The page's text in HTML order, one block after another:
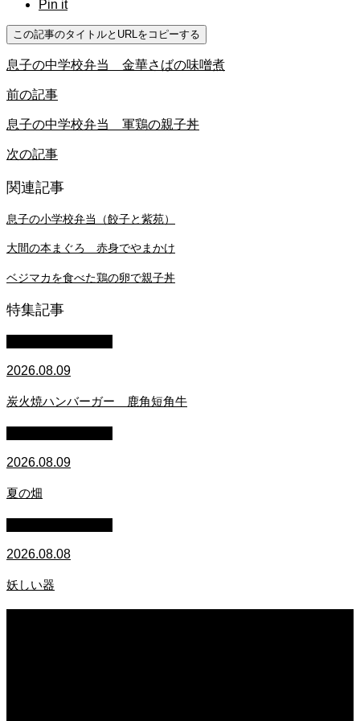
Pin it
この記事のタイトルとURLをコピーする
息子の中学校弁当 金華さばの味噌煮
前の記事
息子の中学校弁当 軍鶏の親子丼
次の記事
関連記事
息子の小学校弁当（餃子と紫苑）
大間の本まぐろ 赤身でやまかけ
ベジマカを食べた鶏の卵で親子丼
特集記事
2026.08.09
炭火焼ハンバーガー 鹿角短角牛
2026.08.09
夏の畑
2026.08.08
妖しい器